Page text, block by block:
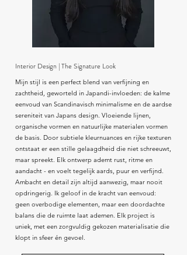
Interior Design | The Signature Look
Mijn stijl is een perfect blend van verfijning en
zachtheid, geworteld in Japandi-invloeden: de kalme
eenvoud van Scandinavisch minimalisme en de aardse
sereniteit van Japans design. Vloeiende lijnen,
organische vormen en natuurlijke materialen vormen
de basis. Door subtiele kleurnuances en rijke texturen
ontstaat er een stille gelaagdheid die niet schreeuwt,
maar spreekt. Elk ontwerp ademt rust, ritme en
aandacht - en voelt tegelijk aards, puur en verfijnd.
Ambacht en detail zijn altijd aanwezig, maar nooit
opdringerig. Ik geloof in de kracht van eenvoud:
geen overbodige elementen, maar een doordachte
balans die de ruimte laat ademen. Elk project is
uniek, met een zorgvuldig gekozen materialisatie die
klopt in sfeer én gevoel.